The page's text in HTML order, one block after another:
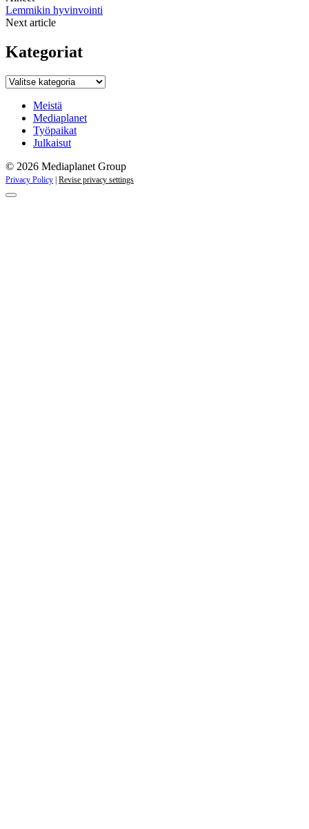
Lemmikin hyvinvointi
Next article
Kategoriat
Kategoriat
Meistä
Mediaplanet
Työpaikat
Julkaisut
© 2026 Mediaplanet Group
Privacy Policy Revise privacy settings